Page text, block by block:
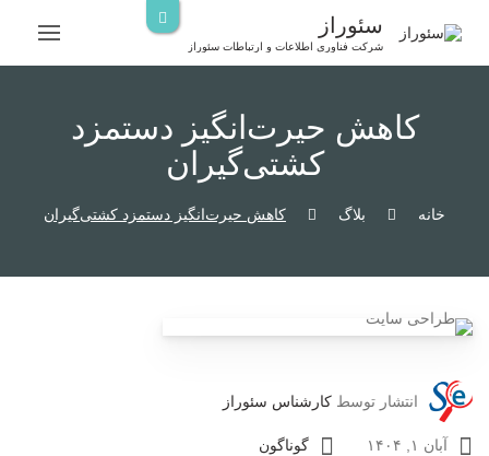
سئوراز
شرکت فناوری اطلاعات و ارتباطات سئوراز
کاهش حیرت‌انگیز دستمزد
کشتی‌گیران
خانه بلاگ کاهش حیرت‌انگیز دستمزد کشتی‌گیران
انتشار توسط کارشناس سئوراز
آبان ۱, ۱۴۰۴ گوناگون